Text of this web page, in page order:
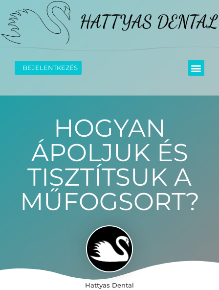
BEJELENTKEZÉS
HOGYAN
ÁPOLJUK ÉS
TISZTÍTSUK A
MŰFOGSORT?
Hattyas Dental